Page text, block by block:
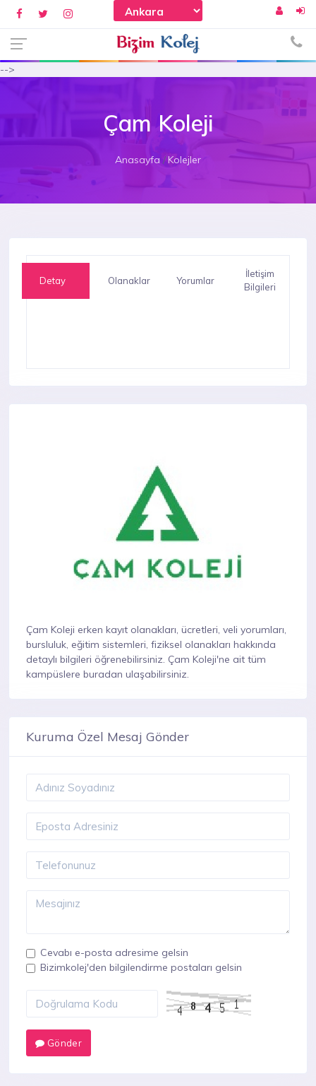
-->
Çam Koleji
Anasayfa Kolejler
Detay Olanaklar Yorumlar
İletişim
Bilgileri
Çam Koleji erken kayıt olanakları, ücretleri, veli yorumları,
bursluluk, eğitim sistemleri, fiziksel olanakları hakkında
detaylı bilgileri öğrenebilirsiniz. Çam Koleji'ne ait tüm
kampüslere buradan ulaşabilirsiniz.
Kuruma Özel Mesaj Gönder
Cevabı e-posta adresime gelsin
Bizimkolej'den bilgilendirme postaları gelsin
Gönder